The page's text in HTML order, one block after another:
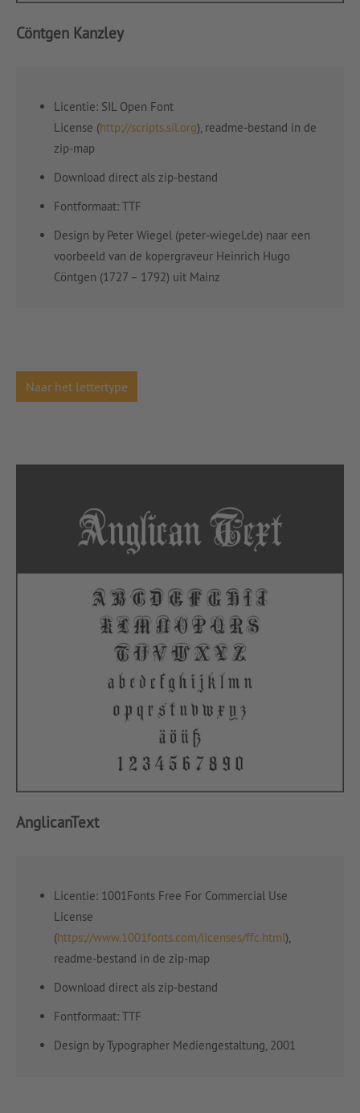
Cöntgen Kanzley
Licentie: SIL Open Font
License (http://scripts.sil.org), readme-bestand in de
zip-map
Download direct als zip-bestand
Fontformaat: TTF
Design by Peter Wiegel (peter-wiegel.de) naar een
voorbeeld van de kopergraveur Heinrich Hugo
Cöntgen (1727 – 1792) uit Mainz
Naar het lettertype
AnglicanText
Licentie: 1001Fonts Free For Commercial Use
License
(https://www.1001fonts.com/licenses/ffc.html),
readme-bestand in de zip-map
Download direct als zip-bestand
Fontformaat: TTF
Design by Typographer Mediengestaltung, 2001